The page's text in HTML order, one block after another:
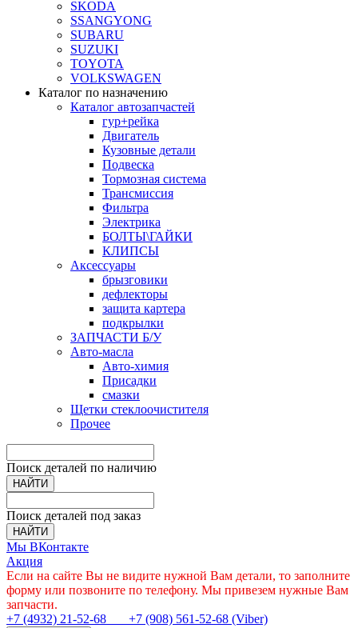
SKODA
SSANGYONG
SUBARU
SUZUKI
TOYOTA
VOLKSWAGEN
Каталог по назначению
Каталог автозапчастей
гур+рейка
Двигатель
Кузовные детали
Подвеска
Тормозная система
Трансмиссия
Фильтра
Электрика
БОЛТЫ\ГАЙКИ
КЛИПСЫ
Аксессуары
брызговики
дефлекторы
защита картера
подкрылки
ЗАПЧАСТИ Б/У
Авто-масла
Авто-химия
Присадки
смазки
Щетки стеклоочистителя
Прочее
Поиск деталей по наличию
НАЙТИ
Поиск деталей под заказ
НАЙТИ
Мы ВКонтакте
Акция
Если на сайте Вы не видите нужной Вам детали, то заполните
форму или позвоните по телефону. Мы привезем нужные Вам
запчасти.
+7 (4932) 21-52-68
+7 (908) 561-52-68 (Viber)